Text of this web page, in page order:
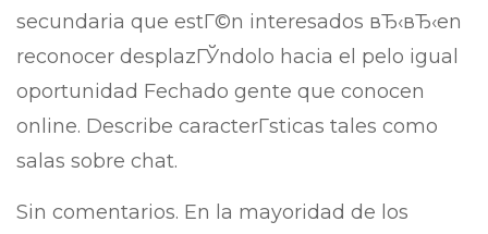
secundaria que estГ©n interesados вЂ‹вЂ‹en
reconocer desplazГЎndolo hacia el pelo igual
oportunidad Fechado gente que conocen
online. Describe caracterГ­sticas tales como
salas sobre chat.
Sin comentarios. En la mayoridad de los